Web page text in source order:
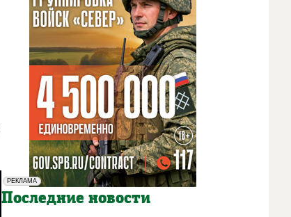
РЕКЛАМА
Социальная реклама
Последние новости